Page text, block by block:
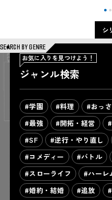
シ
SEARCH BY GENRE
お気に入りを見つけよう！
ジャンル検索
#学園 #料理 #おっ
#最強
#開拓・経営
#SF
#逆行・やり直し
#コメディー
#バトル
#スローライフ
#ハーレ
#婚約・結婚
#追放